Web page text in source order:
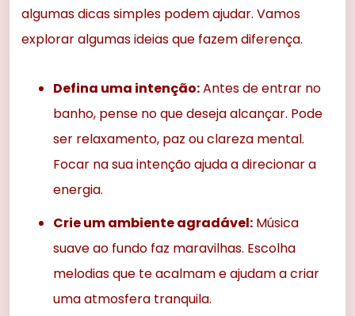
algumas dicas simples podem ajudar. Vamos
explorar algumas ideias que fazem diferença.
Defina uma intenção:Antes de entrar no
banho, pense no que deseja alcançar. Pode
ser relaxamento, paz ou clareza mental.
Focar na sua intenção ajuda a direcionar a
energia.
Crie um ambiente agradável: Música
suave ao fundo faz maravilhas. Escolha
melodias que te acalmam e ajudam a criar
uma atmosfera tranquila.